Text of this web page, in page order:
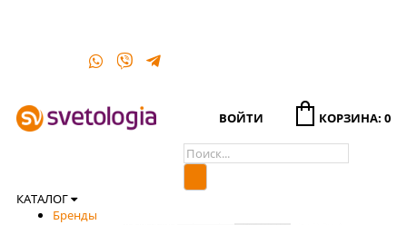
ВОЙТИ КОРЗИНА: 0
КАТАЛОГ
Бренды